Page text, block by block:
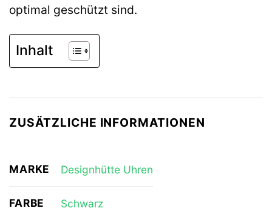
optimal geschützt sind.
Inhalt
ZUSÄTZLICHE INFORMATIONEN
MARKE Designhütte Uhren
FARBE Schwarz